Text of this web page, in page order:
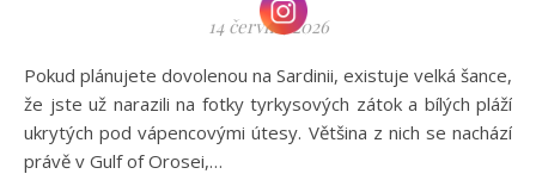
14 června, 2026
Pokud plánujete dovolenou na Sardinii, existuje velká šance,
že jste už narazili na fotky tyrkysových zátok a bílých pláží
ukrytých pod vápencovými útesy. Většina z nich se nachází
právě v Gulf of Orosei,…